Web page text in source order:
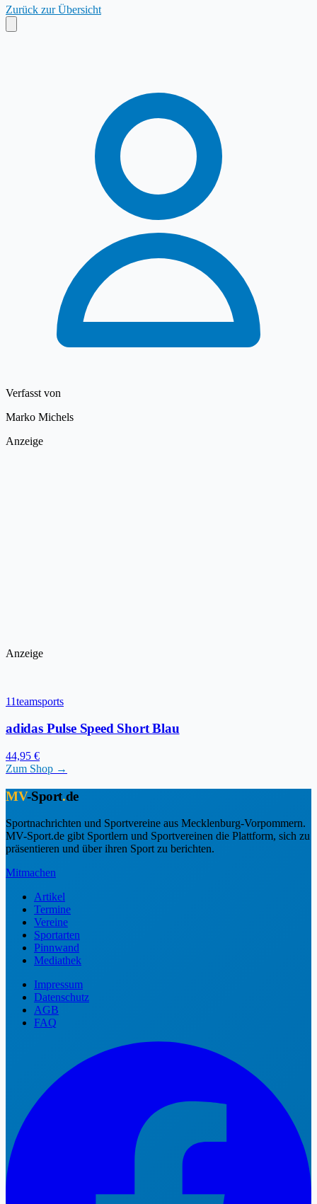
Zurück zur Übersicht
Verfasst von
Marko Michels
Anzeige
Anzeige
11teamsports
adidas Pulse Speed Short Blau
44,95 €
Zum Shop →
MV-Sport.de
Sportnachrichten und Sportvereine aus Mecklenburg-Vorpommern.
MV-Sport.de gibt Sportlern und Sportvereinen die Plattform, sich zu
präsentieren und über ihren Sport zu berichten.
Mitmachen
Artikel
Termine
Vereine
Sportarten
Pinnwand
Mediathek
Impressum
Datenschutz
AGB
FAQ